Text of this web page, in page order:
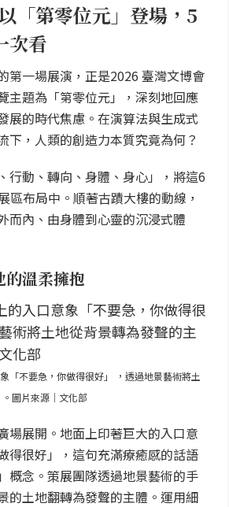
「第零位元」登場，5
次看
第一場展演，正是2026 臺灣文博會
主題為「第零位元」，深刻地回應
展的時代焦慮。在演算法與生成式
下，人類的創造力本質究竟為何？
行動、轉向、身體、身心」，將這6
區布局中。順著古蹟大樓的動線，
而內、由身體到心靈的沉浸式體
的溫柔擁抱
「不要急，你做得很好」 ，透過地景藝術將土
圖片來源｜文化部
場展開。地面上印著巨大的入口意
得很好」，這句充滿療癒感的話語
概念。策展團隊透過地景藝術的手
的土地翻轉為發聲的主體。運用細